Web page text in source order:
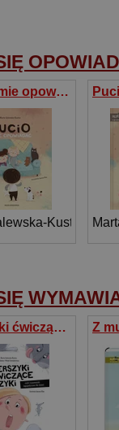
Pucio umie opowiadać
Kustra
Wierszyki ćwiczące języki, czyli rymowanki logopedyczne dla dzieci